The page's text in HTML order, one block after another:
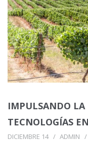
IMPULSANDO LA
TECNOLOGÍAS
DICIEMBRE 14 ADMIN